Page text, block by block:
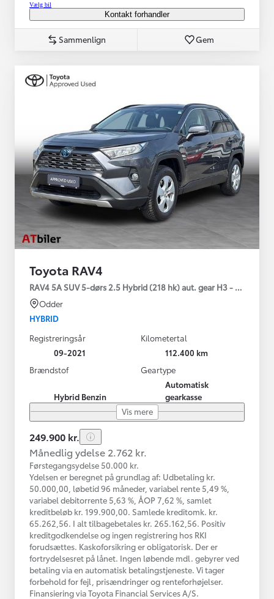
Vælg bil
Kontakt forhandler
Sammenlign Gem
Toyota RAV4
RAV4 5A SUV 5-dørs 2.5 Hybrid (218 hk) aut. gear H3 - Comfort
Odder
HYBRID
Registreringsår
09-2021
Kilometertal
112.400 km
Brændstof
Hybrid Benzin
Geartype
Automatisk
gearkasse
Vis mere
249.900 kr.
Månedlig ydelse 2.762 kr.
Førstegangsydelse 50.000 kr.
Ydelsen er beregnet på grundlag af: Udbetaling kr.
50.000,00, løbetid 96 måneder, variabel rente 5,49 %,
variabel debitorrente 5,63 %, ÅOP 7,62 %, samlet
kreditbeløb kr. 199.900,00. Samlede kreditomk. kr.
65.262,56. I alt tilbagebetales kr. 265.162,56. Positiv
kreditgodkendelse og ingen registrering hos RKI
forudsættes. Kaskoforsikring er obligatorisk. Der er
fortrydelsesret på lånet. Ingen løbende mdl. gebyrer ved
betaling via en automatisk betalingstjeneste. Vi tager
forbehold for fejl, prisændringer og renteforhøjelser.
Finansiering via Toyota Financial Services A/S.